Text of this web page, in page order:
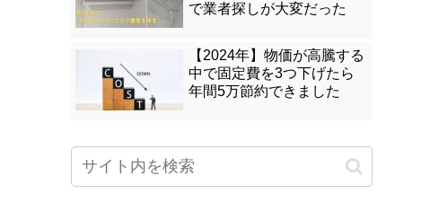
で業者探しが大変だった
【2024年】物価が高騰する
中で固定費を3つ下げたら
年間5万節約できました